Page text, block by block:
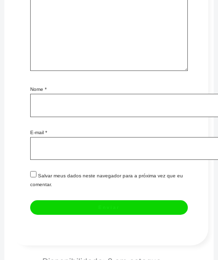
Nome *
E-mail *
Salvar meus dados neste navegador para a próxima vez que eu
comentar.